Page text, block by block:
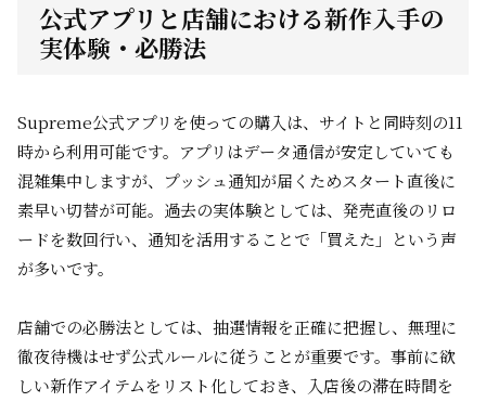
公式アプリと店舗における新作入手の
実体験・必勝法
Supreme公式アプリを使っての購入は、サイトと同時刻の11
時から利用可能です。アプリはデータ通信が安定していても
混雑集中しますが、プッシュ通知が届くためスタート直後に
素早い切替が可能。過去の実体験としては、発売直後のリロ
ードを数回行い、通知を活用することで「買えた」という声
が多いです。
店舗での必勝法としては、抽選情報を正確に把握し、無理に
徹夜待機はせず公式ルールに従うことが重要です。事前に欲
しい新作アイテムをリスト化しておき、入店後の滞在時間を